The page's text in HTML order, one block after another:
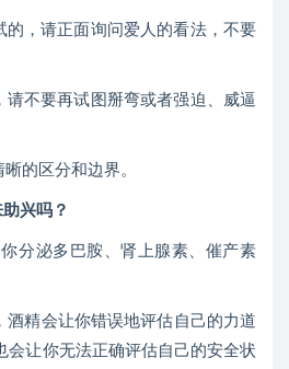
的，请正面询问爱人的看法，不要
不要再试图掰弯或者强迫、威逼
的区分和边界。
兴吗？
分泌多巴胺、肾上腺素、催产素
酒精会让你错误地评估自己的力道
会让你无法正确评估自己的安全状